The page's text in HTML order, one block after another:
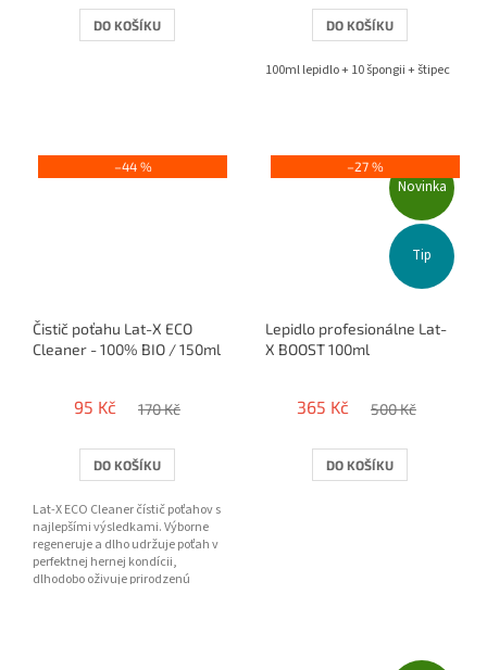
DO KOŠÍKU DO KOŠÍKU
100ml lepidlo + 10 špongii + štipec
–44 %
Čistič poťahu Lat-X ECO
Cleaner - 100% BIO / 150ml
95 Kč 170 Kč
DO KOŠÍKU
Lat-X ECO Cleaner čístič poťahov s
najlepšími výsledkami. Výborne
regeneruje a dlho udržuje poťah v
perfektnej hernej kondícii,
dlhodobo oživuje prirodzenú
Novinka
Tip
–27 %
Lepidlo profesionálne Lat-
X BOOST 100ml
365 Kč 500 Kč
DO KOŠÍKU